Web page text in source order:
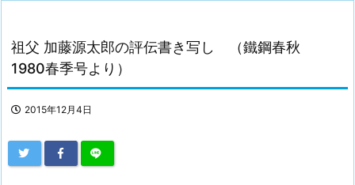
祖父 加藤源太郎の評伝書き写し （鐵鋼春秋
1980春季号より）
2015年12月4日